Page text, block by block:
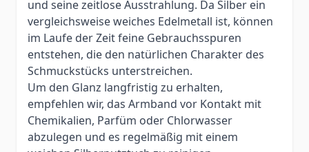
und seine zeitlose Ausstrahlung. Da Silber ein
vergleichsweise weiches Edelmetall ist, können
im Laufe der Zeit feine Gebrauchsspuren
entstehen, die den natürlichen Charakter des
Schmuckstücks unterstreichen.
Um den Glanz langfristig zu erhalten,
empfehlen wir, das Armband vor Kontakt mit
Chemikalien, Parfüm oder Chlorwasser
abzulegen und es regelmäßig mit einem